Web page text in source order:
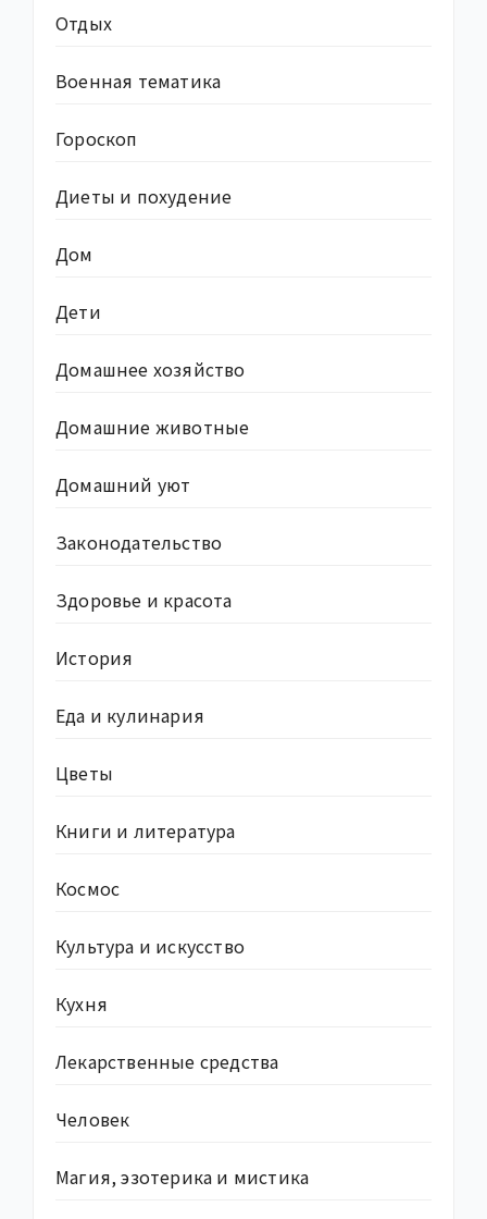
Отдых
Военная тематика
Гороскоп
Диеты и похудение
Дом
Дети
Домашнее хозяйство
Домашние животные
Домашний уют
Законодательство
Здоровье и красота
История
Еда и кулинария
Цветы
Книги и литература
Космос
Культура и искусство
Кухня
Лекарственные средства
Человек
Магия, эзотерика и мистика